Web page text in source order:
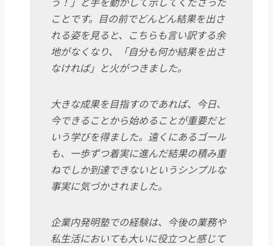
ことです。目の前でどんどん結果を出さ
れる姿を見ると、こちらも言い訳する余
地がなくなり、「自分も何か結果を出さ
なければ」と火がつきました。
大きな成果を目指すのであれば、今日、
今できることから始めることが重要だと
いう学びを得ました。遠くにあるゴール
も、一歩ずつ着実に進んだ結果の積み重
ねでしか到達できないというシンプルな
事実に気づかされました。
企業内発明塾での経験は、今後の業務や
私生活においても大いに役立つと感じて